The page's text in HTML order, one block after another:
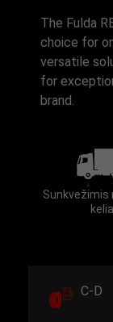
The Fulda
choice for
versatile
for
brand.
Sunkvežimis
C-D